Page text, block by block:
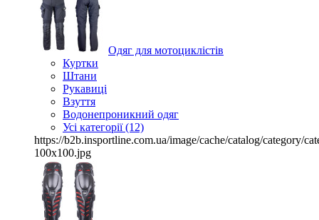
Одяг для мотоциклістів
Куртки
Штани
Рукавиці
Взуття
Водонепроникний одяг
Усі категорії (12)
https://b2b.insportline.com.ua/image/cache/catalog/category/
100x100.jpg